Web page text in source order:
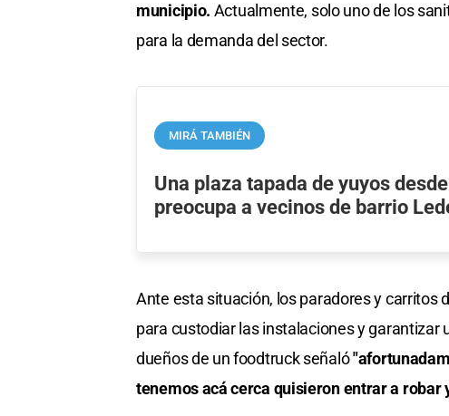
municipio. Actualmente, solo uno de los
para la demanda del sector.
MIRÁ TAMBIÉN
Una plaza tapada de yuyos
preocupa a vecinos de barrio
Ante esta situación, los paradores y carritos
para custodiar las instalaciones y garantizar
dueños de un foodtruck señaló
tenemos acá cerca quisieron entrar a robar